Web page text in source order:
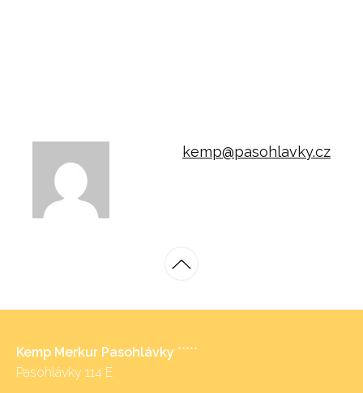
kemp@pasohlavky.cz
Kemp Merkur Pasohlávky *****
Pasohlávky 114 E